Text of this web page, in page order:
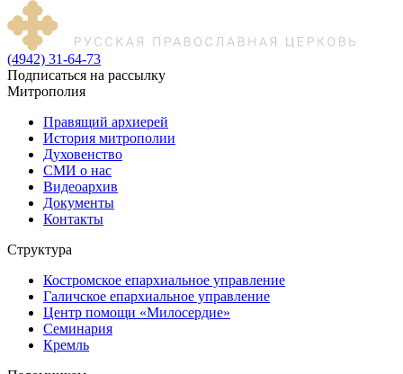
(4942) 31-64-73
Подписаться на рассылку
Митрополия
Правящий архиерей
История митрополии
Духовенство
СМИ о нас
Видеоархив
Документы
Контакты
Структура
Костромское епархиальное управление
Галичское епархиальное управление
Центр помощи «Милосердие»
Семинария
Кремль